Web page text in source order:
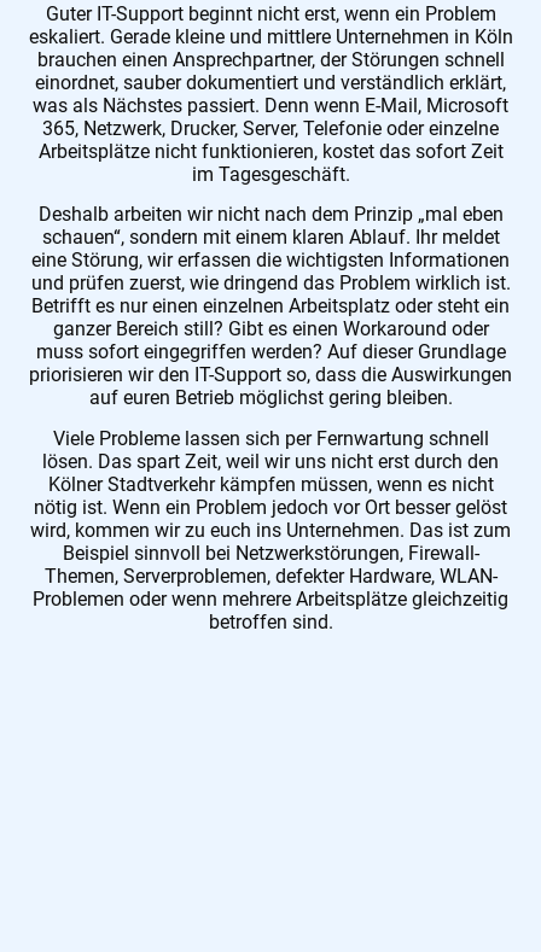
Guter IT-Support beginnt nicht erst, wenn ein Problem
eskaliert. Gerade kleine und mittlere Unternehmen in Köln
brauchen einen Ansprechpartner, der Störungen schnell
einordnet, sauber dokumentiert und verständlich erklärt,
was als Nächstes passiert. Denn wenn E-Mail, Microsoft
365, Netzwerk, Drucker, Server, Telefonie oder einzelne
Arbeitsplätze nicht funktionieren, kostet das sofort Zeit
im Tagesgeschäft.
Deshalb arbeiten wir nicht nach dem Prinzip „mal eben
schauen“, sondern mit einem klaren Ablauf. Ihr meldet
eine Störung, wir erfassen die wichtigsten Informationen
und prüfen zuerst, wie dringend das Problem wirklich ist.
Betrifft es nur einen einzelnen Arbeitsplatz oder steht ein
ganzer Bereich still? Gibt es einen Workaround oder
muss sofort eingegriffen werden? Auf dieser Grundlage
priorisieren wir den IT-Support so, dass die Auswirkungen
auf euren Betrieb möglichst gering bleiben.
Viele Probleme lassen sich per Fernwartung schnell
lösen. Das spart Zeit, weil wir uns nicht erst durch den
Kölner Stadtverkehr kämpfen müssen, wenn es nicht
nötig ist. Wenn ein Problem jedoch vor Ort besser gelöst
wird, kommen wir zu euch ins Unternehmen. Das ist zum
Beispiel sinnvoll bei Netzwerkstörungen, Firewall-
Themen, Serverproblemen, defekter Hardware, WLAN-
Problemen oder wenn mehrere Arbeitsplätze gleichzeitig
betroffen sind.